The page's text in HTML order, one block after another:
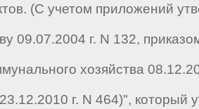
(С учетом приложений
09.07.2004 г. N 132,
хозяйства
г. N 464)", который